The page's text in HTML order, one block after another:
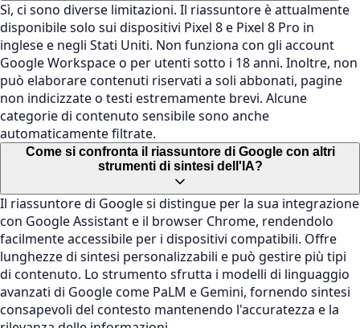
Sì, ci sono diverse limitazioni. Il riassuntore è attualmente
disponibile solo sui dispositivi Pixel 8 e Pixel 8 Pro in
inglese e negli Stati Uniti. Non funziona con gli account
Google Workspace o per utenti sotto i 18 anni. Inoltre, non
può elaborare contenuti riservati a soli abbonati, pagine
non indicizzate o testi estremamente brevi. Alcune
categorie di contenuto sensibile sono anche
automaticamente filtrate.
Come si confronta il riassuntore di Google con altri
strumenti di sintesi dell'IA?
Il riassuntore di Google si distingue per la sua integrazione
con Google Assistant e il browser Chrome, rendendolo
facilmente accessibile per i dispositivi compatibili. Offre
lunghezze di sintesi personalizzabili e può gestire più tipi
di contenuto. Lo strumento sfrutta i modelli di linguaggio
avanzati di Google come PaLM e Gemini, fornendo sintesi
consapevoli del contesto mantenendo l'accuratezza e la